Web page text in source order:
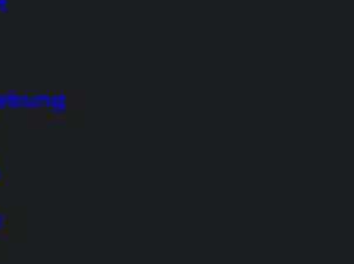
in Südostasien –